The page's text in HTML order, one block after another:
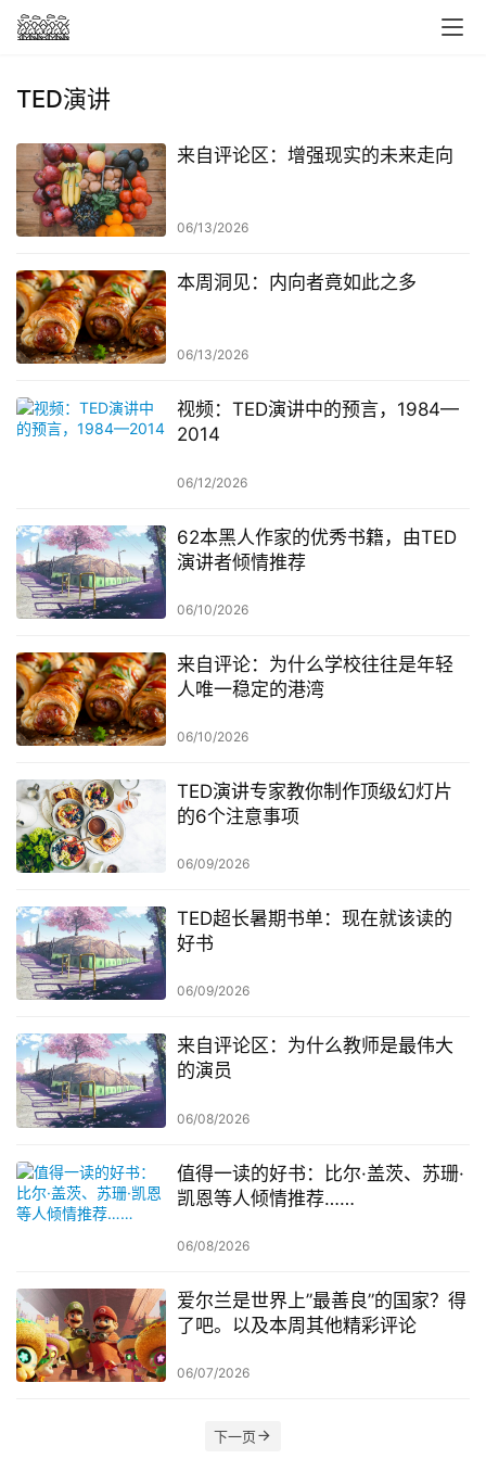
TED演讲
来自评论区：增强现实的未来走向
06/13/2026
本周洞见：内向者竟如此之多
06/13/2026
视频：TED演讲中的预言，1984—
2014
06/12/2026
62本黑人作家的优秀书籍，由TED
演讲者倾情推荐
06/10/2026
来自评论：为什么学校往往是年轻
人唯一稳定的港湾
06/10/2026
TED演讲专家教你制作顶级幻灯片
的6个注意事项
06/09/2026
TED超长暑期书单：现在就该读的
好书
06/09/2026
来自评论区：为什么教师是最伟大
的演员
06/08/2026
值得一读的好书：比尔·盖茨、苏珊·
凯恩等人倾情推荐……
06/08/2026
爱尔兰是世界上”最善良”的国家？得
了吧。以及本周其他精彩评论
06/07/2026
下一页